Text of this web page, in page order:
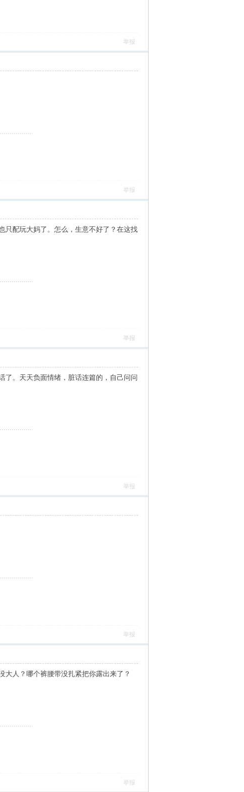
举报
举报
只配玩大妈了。怎么，生意不好了？在这找
举报
了。天天负面情绪，脏话连篇的，自己问问
举报
举报
大人？哪个裤腰带没扎紧把你露出来了？
举报